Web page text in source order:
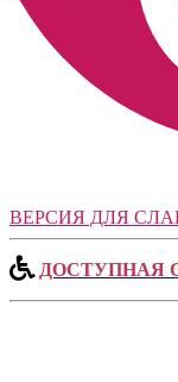
ВЕРСИЯ ДЛЯ
ДОСТУПНАЯ